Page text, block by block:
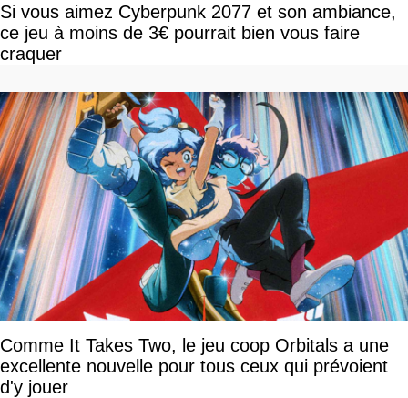
Si vous aimez Cyberpunk 2077 et son ambiance,
ce jeu à moins de 3€ pourrait bien vous faire
craquer
Comme It Takes Two, le jeu coop Orbitals a une
excellente nouvelle pour tous ceux qui prévoient
d'y jouer